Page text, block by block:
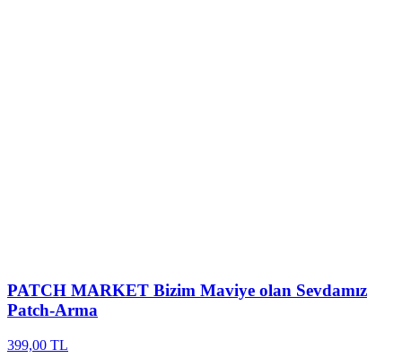
PATCH MARKET Bizim Maviye olan Sevdamız
Patch-Arma
399,00 TL